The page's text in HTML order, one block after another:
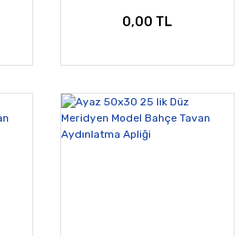
0,00 TL